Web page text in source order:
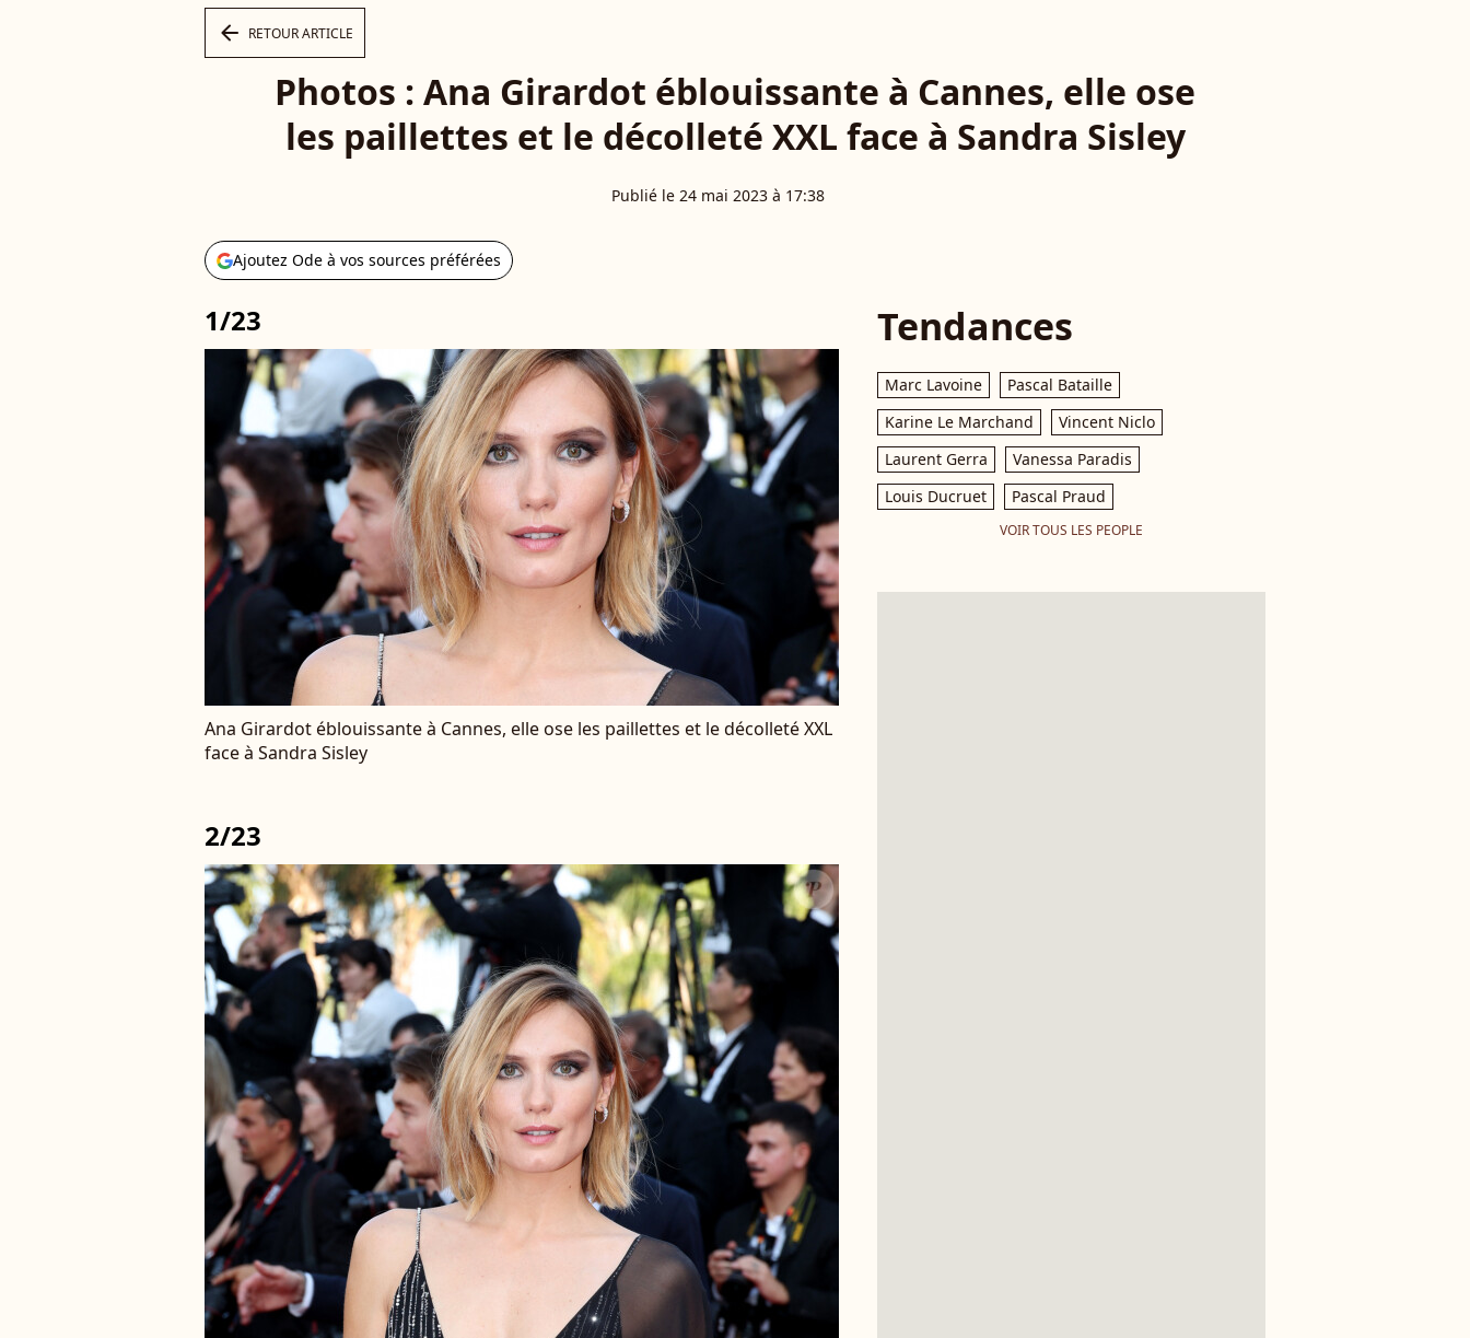
arrow_left RETOUR ARTICLE
Photos : Ana Girardot éblouissante à Cannes, elle ose
les paillettes et le décolleté XXL face à Sandra Sisley
Publié le 24 mai 2023 à 17:38
Ajoutez Ode à vos sources préférées
1/23
Ana Girardot éblouissante à Cannes, elle ose les paillettes et le décolleté XXL
face à Sandra Sisley
2/23
Tendances
Marc Lavoine
Pascal Bataille
Karine Le Marchand
Vincent Niclo
Laurent Gerra
Vanessa Paradis
Louis Ducruet
Pascal Praud
VOIR TOUS LES PEOPLE